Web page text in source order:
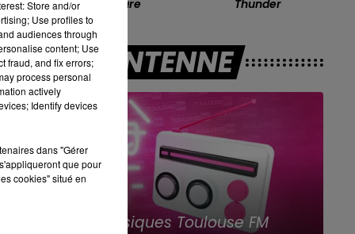
Self Aware Thunder
A L'ANTENNE
Les Classiques Toulouse FM
Store and/or
Use profiles to
audiences through
content; Use
fraud, and fix errors;
process personal
actively
Identify devices
dans "Gérer
que pour
cookies" situé en